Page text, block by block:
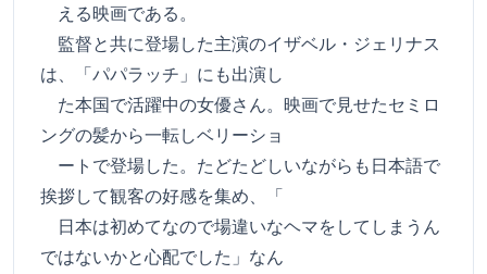
える映画である。
監督と共に登場した主演のイザベル・ジェリナス
は、「パパラッチ」にも出演し
た本国で活躍中の女優さん。映画で見せたセミロ
ングの髪から一転しベリーショ
ートで登場した。たどたどしいながらも日本語で
挨拶して観客の好感を集め、「
日本は初めてなので場違いなヘマをしてしまうん
ではないかと心配でした」なん